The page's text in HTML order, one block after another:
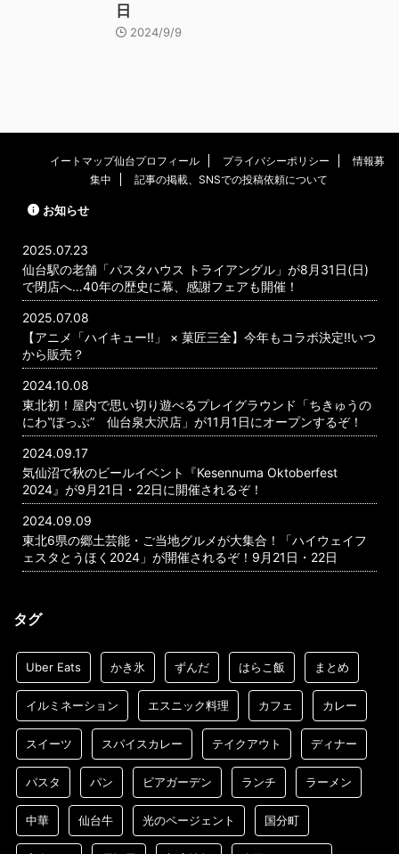
日
2024/9/9
イートマップ仙台プロフィール プライバシーポリシー
情報募
集中
記事の掲載、SNSでの投稿依頼について
お知らせ
2025.07.23
仙台駅の老舗「パスタハウス トライアングル」が8月31日(日)
で閉店へ…40年の歴史に幕、感謝フェアも開催！
2025.07.08
【アニメ「ハイキュー!!」 × 菓匠三全】今年もコラボ決定!!いつ
から販売？
2024.10.08
東北初！屋内で思い切り遊べるプレイグラウンド「ちきゅうの
にわ‟ぽっぷ” 仙台泉大沢店」が11月1日にオープンするぞ！
2024.09.17
気仙沼で秋のビールイベント『Kesennuma Oktoberfest
2024』が9月21日・22日に開催されるぞ！
2024.09.09
東北6県の郷土芸能・ご当地グルメが大集合！「ハイウェイフ
ェスタとうほく2024」が開催されるぞ！9月21日・22日
タグ
Uber Eats かき氷 ずんだ はらこ飯 まとめ
イルミネーション エスニック料理 カフェ カレー
スイーツ スパイスカレー テイクアウト ディナー
パスタ パン ビアガーデン ランチ ラーメン
中華 仙台牛 光のページェント 国分町